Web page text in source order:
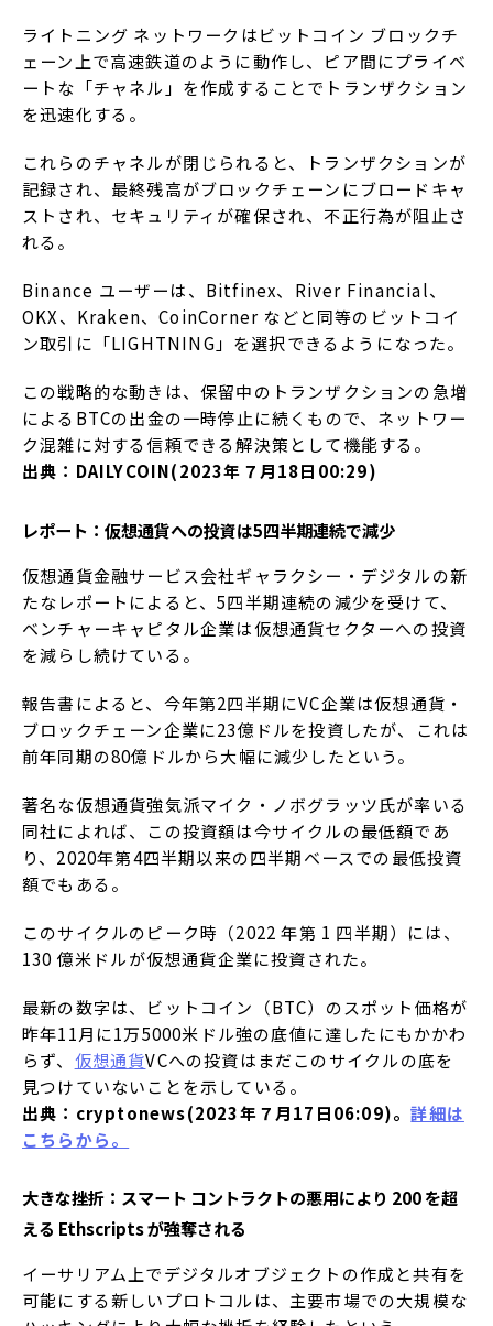
ライトニング ネットワークはビットコイン ブロックチ
ェーン上で高速鉄道のように動作し、ピア間にプライベ
ートな「チャネル」を作成することでトランザクション
を迅速化する。
これらのチャネルが閉じられると、トランザクションが
記録され、最終残高がブロックチェーンにブロードキャ
ストされ、セキュリティが確保され、不正行為が阻止さ
れる。
Binance ユーザーは、Bitfinex、River Financial、
OKX、Kraken、CoinCorner などと同等のビットコイ
ン取引に「LIGHTNING」を選択できるようになった。
この戦略的な動きは、保留中のトランザクションの急増
によるBTCの出金の一時停止に続くもので、ネットワー
ク混雑に対する信頼できる解決策として機能する。
出典：DAILYCOIN(2023年７月18日00:29)
レポート：仮想通貨への投資は5四半期連続で減少
仮想通貨金融サービス会社ギャラクシー・デジタルの新
たなレポートによると、5四半期連続の減少を受けて、
ベンチャーキャピタル企業は仮想通貨セクターへの投資
を減らし続けている。
報告書によると、今年第2四半期にVC企業は仮想通貨・
ブロックチェーン企業に23億ドルを投資したが、これは
前年同期の80億ドルから大幅に減少したという。
著名な仮想通貨強気派マイク・ノボグラッツ氏が率いる
同社によれば、この投資額は今サイクルの最低額であ
り、2020年第4四半期以来の四半期ベースでの最低投資
額でもある。
このサイクルのピーク時（2022 年第 1 四半期）には、
130 億米ドルが仮想通貨企業に投資された。
最新の数字は、ビットコイン（BTC）のスポット価格が
昨年11月に1万5000米ドル強の底値に達したにもかかわ
らず、 仮想通貨VCへの投資はまだこのサイクルの底を
見つけていないことを示している。
出典：cryptonews(2023年７月17日06:09)。詳細は
こちらから。
大きな挫折：スマート コントラクトの悪用により 200 を超
える Ethscripts が強奪される
イーサリアム上でデジタルオブジェクトの作成と共有を
可能にする新しいプロトコルは、主要市場での大規模な